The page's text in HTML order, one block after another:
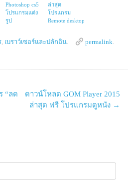
Photoshop cs5
โปรแกรมแต่ง
รูป
ล่าสุด
โปรแกรม
Remote desktop
, เบราว์เซอร์และปลักอิน. permalink.
“ลด
ดาวน์โหลด GOM Player 2015
ล่าสุด ฟรี โปรแกรมดูหนัง →